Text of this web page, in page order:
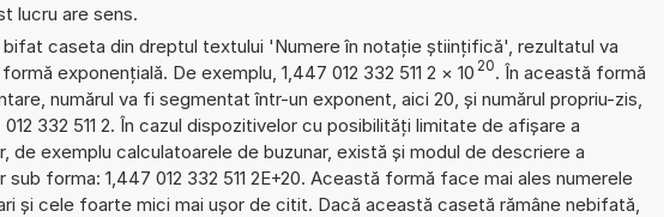
lucru are sens.
bifat caseta din dreptul textului 'Numere în notație științifică', rezultatul va
exponențială. De exemplu, 1,447 012 332 511 2 × 10 20. În această formă
numărul va fi segmentat într-un exponent, aici 20, și numărul propriu-zis,
012 332 511 2. În cazul dispozitivelor cu posibilități limitate de afișare a
de exemplu calculatoarele de buzunar, există și modul de descriere a
sub forma: 1,447 012 332 511 2E+20. Această formă face mai ales numerele
și cele foarte mici mai ușor de citit. Dacă această casetă rămâne nebifată,